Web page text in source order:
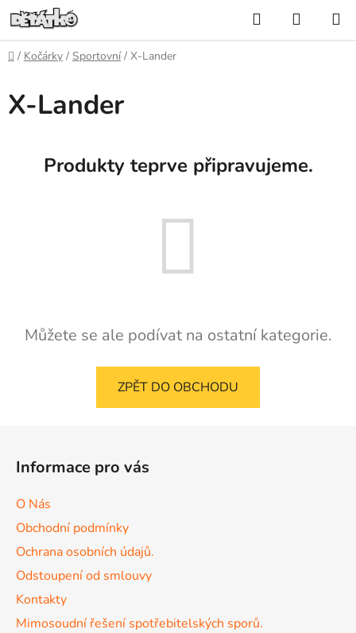
Přejít
na
obsah
Hledat
KOŠÍK
Domů
/ Kočárky / Sportovní / X-Lander
X-Lander
Produkty teprve připravujeme.
Můžete se ale podívat na ostatní kategorie.
ZPĚT DO OBCHODU
Informace pro vás
O Nás
Obchodní podmínky
Ochrana osobních údajů.
Odstoupení od smlouvy
Kontakty
Mimosoudní řešení spotřebitelských sporů.